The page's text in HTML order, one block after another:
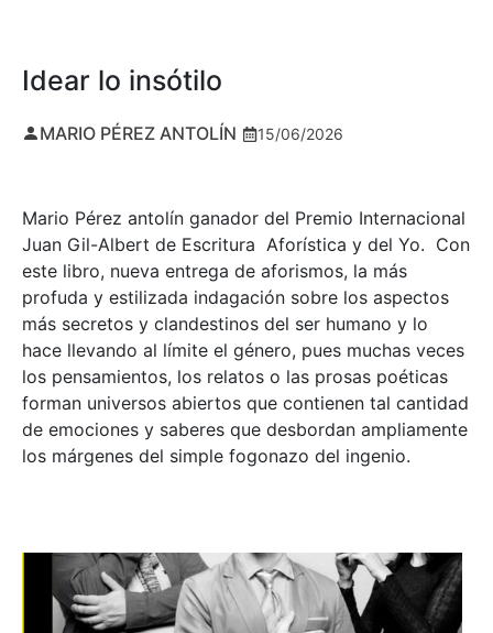
Idear lo insótilo
MARIO PÉREZ ANTOLÍN 15/06/2026
Mario Pérez antolín ganador del Premio Internacional
Juan Gil-Albert de Escritura Aforística y del Yo. Con
este libro, nueva entrega de aforismos, la más
profuda y estilizada indagación sobre los aspectos
más secretos y clandestinos del ser humano y lo
hace llevando al límite el género, pues muchas veces
los pensamientos, los relatos o las prosas poéticas
forman universos abiertos que contienen tal cantidad
de emociones y saberes que desbordan ampliamente
los márgenes del simple fogonazo del ingenio.